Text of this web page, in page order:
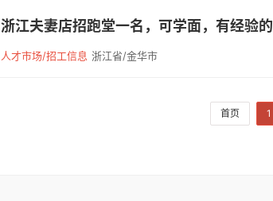
浙江夫妻店招跑堂一名，可学面，有经
人才市场/招工信息 浙江省/金华市
首页 1